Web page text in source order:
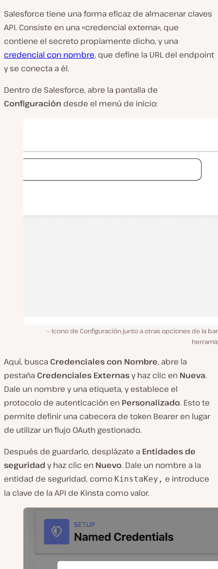
Salesforce tiene una forma eficaz de almacenar claves
API. Consiste en una «credencial externa», que
contiene el secreto propiamente dicho, y una
credencial con nombre, que define la URL del endpoint
y se conecta a él.
Dentro de Salesforce, abre la pantalla de
Configuración desde el menú de inicio:
Icono de Configuración junto a otras opciones de la
Aquí, busca Credenciales con Nombre, abre la
pestaña Credenciales Externasy haz clic en Nueva.
Dale un nombre y una etiqueta, y establece el
protocolo de autenticación en Personalizado. Esto te
permite definir una cabecera de token Bearer en lugar
de utilizar un flujo OAuth gestionado.
Después de guardarlo, desplázate a Entidades de
seguridad y haz clic en Nuevo. Dale un nombre a la
entidad de seguridad, como KinstaKey, e introduce
la clave de la API de Kinsta como valor.